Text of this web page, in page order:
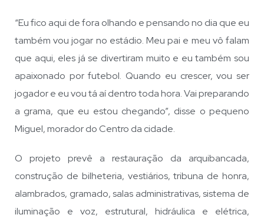
“Eu fico aqui de fora olhando e pensando no dia que eu
também vou jogar no estádio. Meu pai e meu vô falam
que aqui, eles já se divertiram muito e eu também sou
apaixonado por futebol. Quando eu crescer, vou ser
jogador e eu vou tá aí dentro toda hora. Vai preparando
a grama, que eu estou chegando”, disse o pequeno
Miguel, morador do Centro da cidade.
O projeto prevê a restauração da arquibancada,
construção de bilheteria, vestiários, tribuna de honra,
alambrados, gramado, salas administrativas, sistema de
iluminação e voz, estrutural, hidráulica e elétrica,